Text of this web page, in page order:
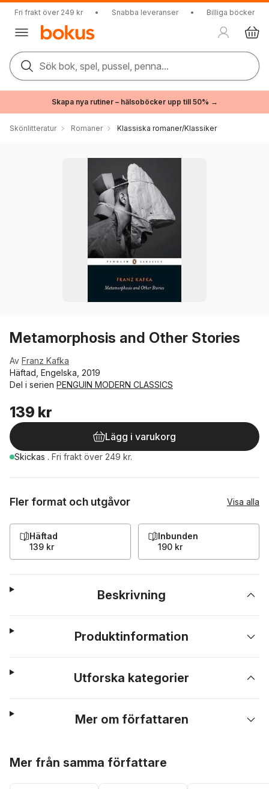
Fri frakt över 249 kr • Snabba leveranser • Billiga böcker
Sök bok, spel, pussel, penna...
Skapa nya rutiner – hälsoböcker upp till 50% →
Skönlitteratur Romaner Klassiska romaner/Klassiker
Metamorphosis and Other Stories
Av Franz Kafka
Häftad, Engelska, 2019
Del i serien PENGUIN MODERN CLASSICS
139 kr
Lägg i varukorg
Skickas . Fri frakt över 249 kr.
Fler format och utgåvor Visa alla
Häftad
139 kr
Inbunden
190 kr
Beskrivning
Produktinformation
Utforska kategorier
Mer om författaren
Mer från samma författare